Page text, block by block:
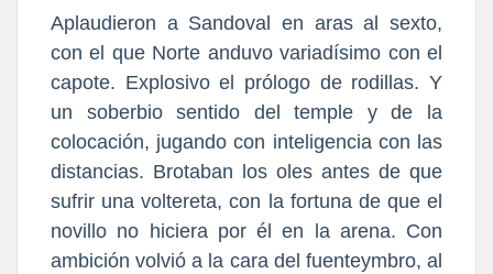
Aplaudieron a Sandoval en aras al sexto,
con el que Norte anduvo variadísimo con el
capote. Explosivo el prólogo de rodillas. Y
un soberbio sentido del temple y de la
colocación, jugando con inteligencia con las
distancias. Brotaban los oles antes de que
sufrir una voltereta, con la fortuna de que el
novillo no hiciera por él en la arena. Con
ambición volvió a la cara del fuenteymbro, al